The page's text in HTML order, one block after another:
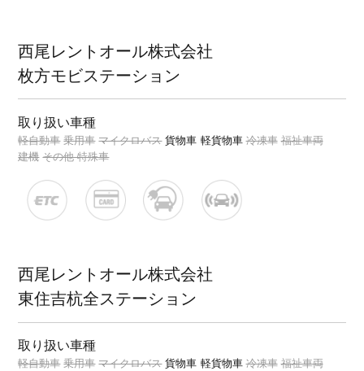
西尾レントオール株式会社
枚方モビステーション
取り扱い車種
軽自動車 乗用車 マイクロバス 貨物車 軽貨物車 冷凍車 福祉車両
建機 その他 特殊車
西尾レントオール株式会社
東住吉杭全ステーション
取り扱い車種
軽自動車 乗用車 マイクロバス 貨物車 軽貨物車 冷凍車 福祉車両